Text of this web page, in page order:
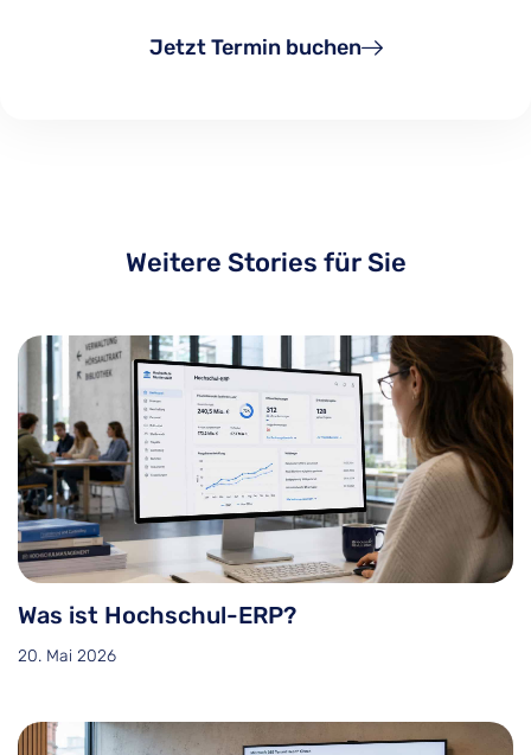
Jetzt Termin buchen
Weitere Stories für Sie
Was ist Hochschul-ERP?
20. Mai 2026